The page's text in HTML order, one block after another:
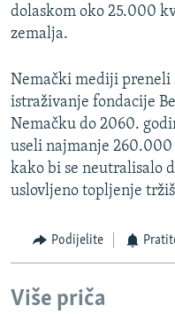
dolaskom oko 25.000
zemalja.
Nemački mediji preneli
istraživanje fondacije
Nemačku do 2060.
useli najmanje
kako bi se neutralisalo
uslovljeno topljenje
Podijelite
Više priča